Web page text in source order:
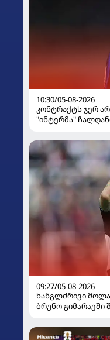
10:30/05-08-2026
კონტრაქტს ჯერ
"ინტერმა"
09:27/05-08-2026
ხანგლძრივი
ბრუნო გიმარაეში